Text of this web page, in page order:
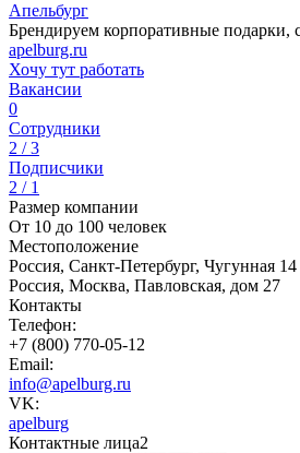
Апельбург
Брендируем корпоративные подарки,
apelburg.ru
Хочу тут работать
Вакансии
0
Сотрудники
2 / 3
Подписчики
2 / 1
Размер компании
От 10 до 100 человек
Местоположение
Россия, Санкт-Петербург, Чугунная 14
Россия, Москва, Павловская, дом 27
Контакты
Телефон:
+7 (800) 770-05-12
Email:
info@apelburg.ru
VK:
apelburg
Контактные лица2